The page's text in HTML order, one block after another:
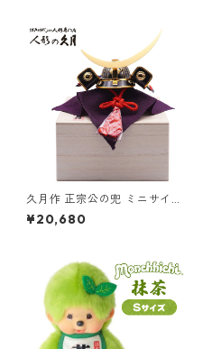
久月作 正宗公の兜 ミニサイズ
桐箱付き 日本製 お土産 R-58
21 和雑貨/コンパクト/置物/端
¥20,680